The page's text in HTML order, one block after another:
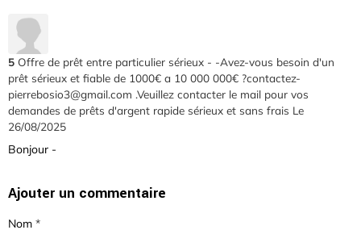
5 Offre de prêt entre particulier sérieux - -Avez-vous besoin d'un
prêt sérieux et fiable de 1000€ a 10 000 000€ ?contactez-
pierrebosio3@gmail.com .Veuillez contacter le mail pour vos
demandes de prêts d'argent rapide sérieux et sans frais Le
26/08/2025
Bonjour -
Ajouter un commentaire
Nom